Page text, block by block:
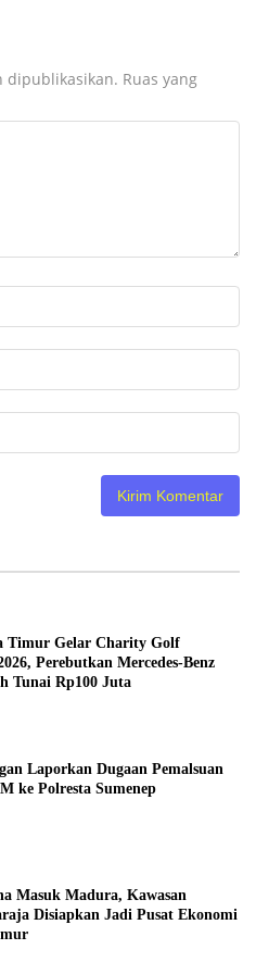
dipublikasikan. Ruas yang
Timur Gelar Charity Golf
Perebutkan Mercedes-Benz
Tunai Rp100 Juta
Laporkan Dugaan Pemalsuan
ke Polresta Sumenep
Masuk Madura, Kawasan
Disiapkan Jadi Pusat Ekonomi